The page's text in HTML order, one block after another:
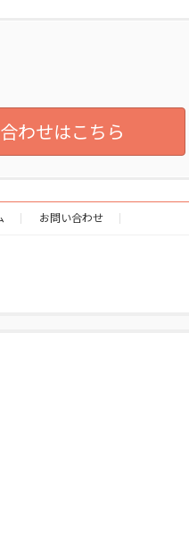
わせはこちら
お問い合わせ